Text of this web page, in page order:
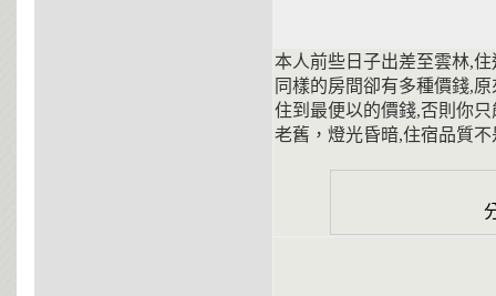
本人前些日子出差至雲林,
同樣的房間卻有多種價錢,
住到最便以的價錢,否則你
老舊，燈光昏暗,住宿品質不